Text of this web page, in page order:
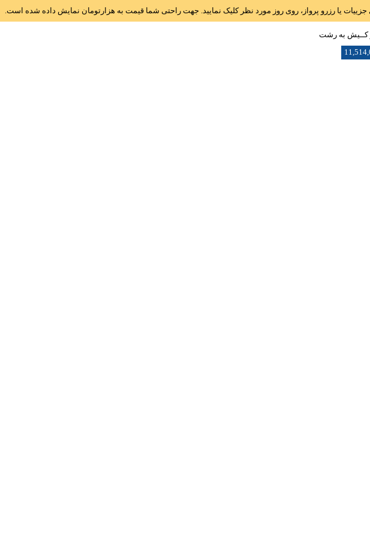
یا رزرو پرواز، روی روز مورد نظر کلیک نمایید. جهت راحتی شما قیمت به هزارتومان نمایش داده شده است.
کــيش به رشت